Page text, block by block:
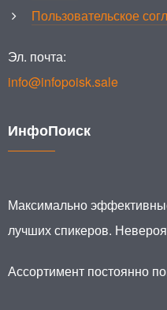
Пользовательское
Эл. почта:
info@infopoisk.sale
ИнфоПоиск
Максимально
лучших спикеров.
Ассортимент постоянно